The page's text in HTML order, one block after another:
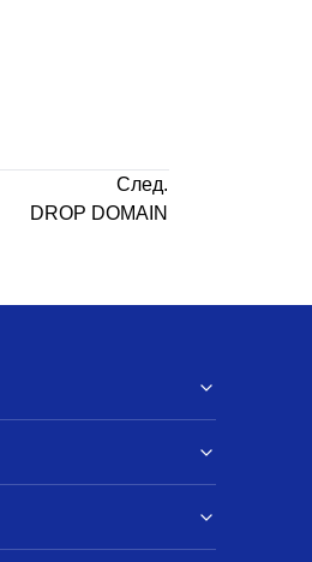
След.
DROP DOMAIN